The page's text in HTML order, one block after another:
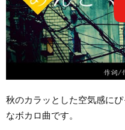
秋のカラッとした空気感に
なボカロ曲です。